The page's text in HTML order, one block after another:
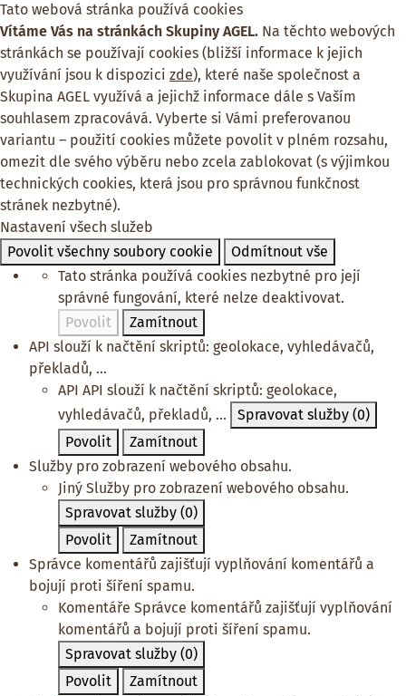
Tato webová stránka používá cookies
Vítáme Vás na stránkách Skupiny AGEL. Na těchto webových
stránkách se používají cookies (bližší informace k jejich
využívání jsou k dispozici zde), které naše společnost a
Skupina AGEL využívá a jejichž informace dále s Vaším
souhlasem zpracovává. Vyberte si Vámi preferovanou
variantu – použití cookies můžete povolit v plném rozsahu,
omezit dle svého výběru nebo zcela zablokovat (s výjimkou
technických cookies, která jsou pro správnou funkčnost
stránek nezbytné).
Nastavení všech služeb
Povolit všechny soubory cookie
Odmítnout vše
Tato stránka používá cookies nezbytné pro její
správné fungování, které nelze deaktivovat.
Povolit
Zamítnout
API slouží k načtění skriptů: geolokace, vyhledávačů,
překladů, ...
API API slouží k načtění skriptů: geolokace,
vyhledávačů, překladů, ...
Spravovat služby (0)
Povolit
Zamítnout
Služby pro zobrazení webového obsahu.
Jiný Služby pro zobrazení webového obsahu.
Spravovat služby (0)
Povolit
Zamítnout
Správce komentářů zajišťují vyplňování komentářů a
bojují proti šíření spamu.
Komentáře Správce komentářů zajišťují vyplňování
komentářů a bojují proti šíření spamu.
Spravovat služby (0)
Povolit
Zamítnout